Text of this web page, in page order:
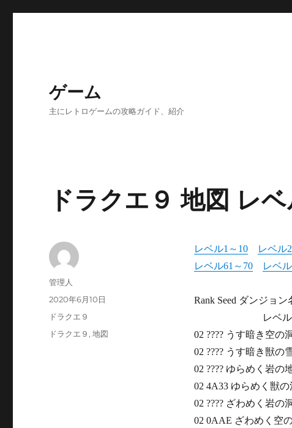
ゲーム
主にレトロゲームの攻略ガイド、紹介
ドラクエ９ 地図 レ
レベル1～10 レベル
レベル61～70
レベ
Rank Seed ダンジョ
レベル
02 ???? うす暗き空の
02 ???? うす暗き獣の
02 ???? ゆらめく岩の
02 4A33 ゆらめく獣
02 ???? ざわめく岩の
02 0AAE ざわめく空
投
管理人
投
稿
2020年6月10日
カ
テ
ドラクエ９
タ
ドラクエ９ ,地図